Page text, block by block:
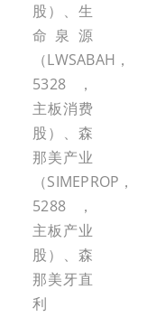
股）、生
命泉源
（LWSABAH，
5328，
主板消费
股）、森
那美产业
（SIMEPROP，
5288，
主板产业
股）、森
那美牙直
利